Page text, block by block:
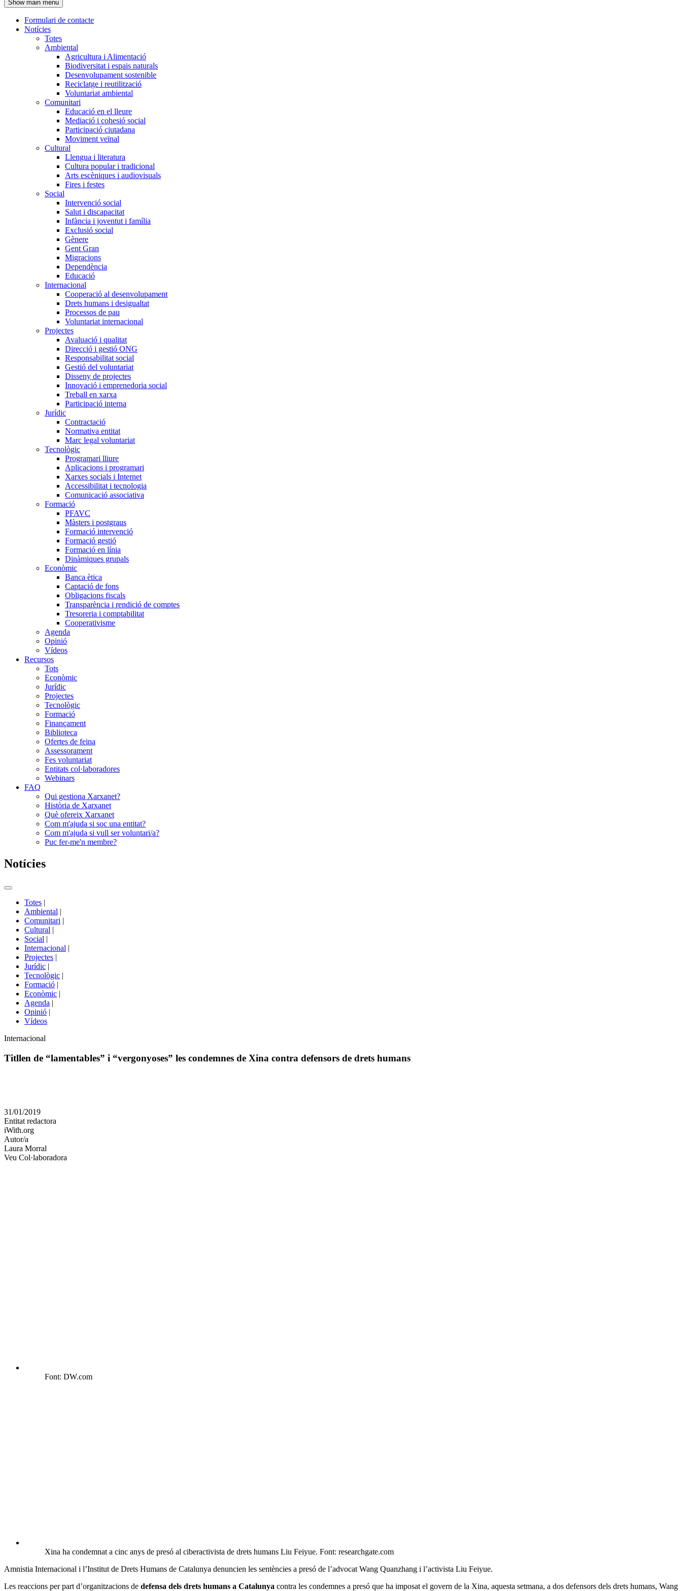
l'encapçalament
Show main menu
Navegació
principal
Formulari de contacte
Notícies
Totes
Ambiental
Agricultura i Alimentació
Biodiversitat i espais naturals
Desenvolupament sostenible
Reciclatge i reutilització
Voluntariat ambiental
Comunitari
Educació en el lleure
Mediació i cohesió social
Participació ciutadana
Moviment veïnal
Cultural
Llengua i literatura
Cultura popular i tradicional
Arts escèniques i audiovisuals
Fires i festes
Social
Intervenció social
Salut i discapacitat
Infància i joventut i família
Exclusió social
Gènere
Gent Gran
Migracions
Dependència
Educació
Internacional
Cooperació al desenvolupament
Drets humans i desigualtat
Processos de pau
Voluntariat internacional
Projectes
Avaluació i qualitat
Direcció i gestió ONG
Responsabilitat social
Gestió del voluntariat
Disseny de projectes
Innovació i emprenedoria social
Treball en xarxa
Participació interna
Jurídic
Contractació
Normativa entitat
Marc legal voluntariat
Tecnològic
Programari lliure
Aplicacions i programari
Xarxes socials i Internet
Accessibilitat i tecnologia
Comunicació associativa
Formació
PFAVC
Màsters i postgraus
Formació intervenció
Formació gestió
Formació en línia
Dinàmiques grupals
Econòmic
Banca ètica
Captació de fons
Obligacions fiscals
Transparència i rendició de comptes
Tresoreria i comptabilitat
Cooperativisme
Agenda
Opinió
Vídeos
Recursos
Tots
Econòmic
Jurídic
Projectes
Tecnològic
Formació
Finançament
Biblioteca
Ofertes de feina
Assessorament
Fes voluntariat
Entitats col·laboradores
Webinars
FAQ
Qui gestiona Xarxanet?
Història de Xarxanet
Què ofereix Xarxanet
Com m'ajuda si soc una entitat?
Com m'ajuda si vull ser voluntari/a?
Puc fer-me'n membre?
Notícies
Commutador
portals
Totes |
Ambiental |
Comunitari |
Cultural |
Social |
Internacional |
Projectes |
Jurídic |
Tecnològic |
Formació |
Econòmic |
Agenda |
Opinió |
Vídeos
Àmbit
la
Internacional
Titllen de “lamentables” i “vergonyoses” les condemnes de Xina contra defensors de drets humans
en
altres
xarxes
socials
31/01/2019
Entitat redactora
iWith.org
Autor/a
Laura Morral
Veu Col·laboradora
Font: DW.com
Xina ha condemnat a cinc anys de presó al ciberactivista de drets humans Liu Feiyue. Font: researchgate.com
Amnistia Internacional i l’Institut de Drets Humans de Catalunya denuncien les sentències a presó de l’advocat Wang Quanzhang i l’activista Liu Feiyue.
Les reaccions per part d’organitzacions de defensa dels drets humans a Catalunya contra les condemnes a presó que ha imposat el govern de la Xina, aquesta setmana, a dos defensors dels drets humans, Wang